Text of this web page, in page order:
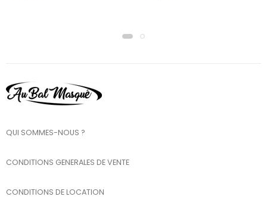
QUI SOMMES-NOUS ?
CONDITIONS GENERALES DE VENTE
CONDITIONS DE LOCATION